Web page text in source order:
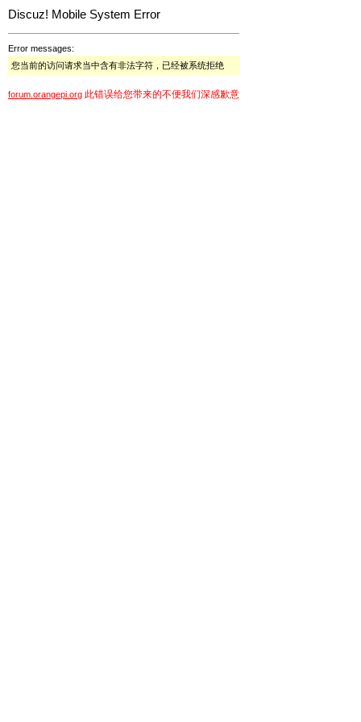
Discuz! Mobile System Error
Error messages:
您当前的访问请求当中含有非法字符，已经被系统拒绝
forum.orangepi.org 此错误给您带来的不便我们深感歉意